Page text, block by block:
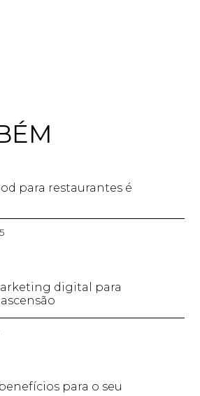
para restaurantes é
digital para
para o seu